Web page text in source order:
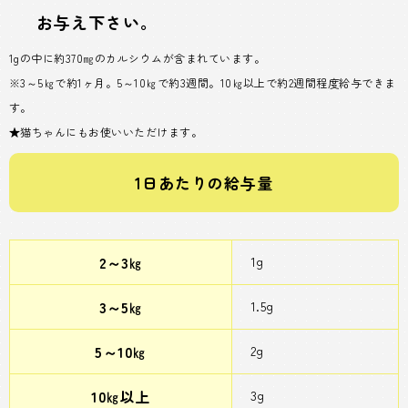
お与え下さい。
1gの中に約370㎎のカルシウムが含まれています。
※3～5㎏で約1ヶ月。5～10㎏で約3週間。10㎏以上で約2週間程度給与できま
す。
★猫ちゃんにもお使いいただけます。
1日あたりの給与量
2～3㎏ 1g
3～5㎏ 1.5g
5～10㎏ 2g
10㎏以上 3g